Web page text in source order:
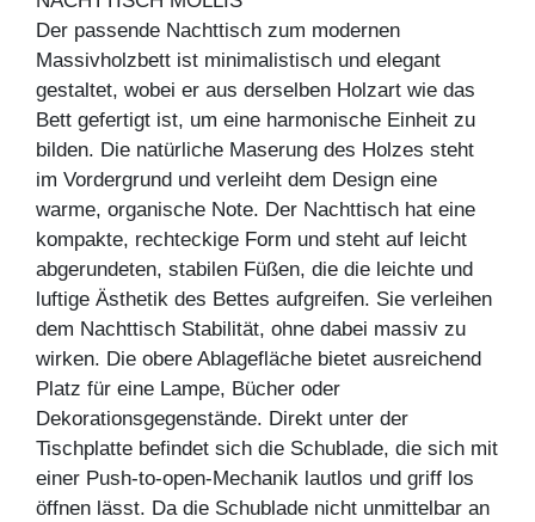
Der passende Nachttisch zum modernen
Massivholzbett ist minimalistisch und elegant
gestaltet, wobei er aus derselben Holzart wie das
Bett gefertigt ist, um eine harmonische Einheit zu
bilden. Die natürliche Maserung des Holzes steht
im Vordergrund und verleiht dem Design eine
warme, organische Note. Der Nachttisch hat eine
kompakte, rechteckige Form und steht auf leicht
abgerundeten, stabilen Füßen, die die leichte und
luftige Ästhetik des Bettes aufgreifen. Sie verleihen
dem Nachttisch Stabilität, ohne dabei massiv zu
wirken. Die obere Ablagefläche bietet ausreichend
Platz für eine Lampe, Bücher oder
Dekorationsgegenstände. Direkt unter der
Tischplatte befindet sich die Schublade, die sich mit
einer Push-to-open-Mechanik lautlos und griff los
öffnen lässt. Da die Schublade nicht unmittelbar an